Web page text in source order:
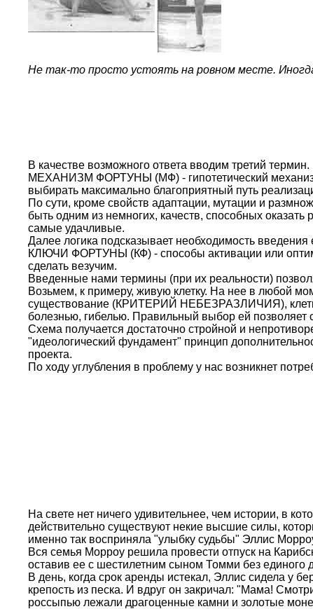
Не так-то просто устоять на ровном месте.
В качестве возможного ответа вводим третий термин.
МЕХАНИЗМ ФОРТУНЫ (МФ) - гипотетический
выбирать максимально благоприятный путь
По сути, кроме свойств адаптации, мутации и
быть одним из немногих, качеств, способных
самые удачливые.
Далее логика подсказывает необходимость
КЛЮЧИ ФОРТУНЫ (КФ) - способы активации или
сделать везучим.
Введенные нами термины (при их реальности)
Возьмем, к примеру, живую клетку. На нее в любой
существование (КРИТЕРИЙ НЕБЕЗРАЗЛИЧИЯ), клетка
болезнью, гибелью. Правильный выбор ей
Схема получается достаточно стройной и
"идеологический фундамент" принцип
проекта.
По ходу углубления в проблему у нас возникнет
На свете нет ничего удивительнее, чем истории, в
действительно существуют некие высшие силы,
именно так восприняла "улыбку судьбы" Эллис
Вся семья Морроу решила провести отпуск на
оставив ее с шестилетним сыном Томми без
В день, когда срок аренды истекал, Эллис сидела у
крепость из песка. И вдруг он закричал: "Мама!
россыпью лежали драгоценные камни и золотые